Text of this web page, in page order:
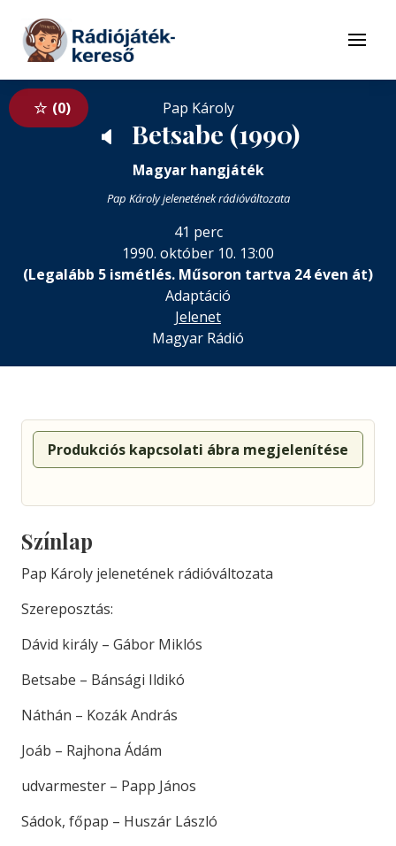
Tovább a tartalomhoz
Menü
0 Pap Károly
🔈 Betsabe (1990)
Magyar hangjáték
Pap Károly jelenetének rádióváltozata
41 perc
1990. október 10. 13:00
(Legalább 5 ismétlés. Műsoron tartva 24 éven át)
Adaptáció
Jelenet
Magyar Rádió
Produkciós kapcsolati ábra megjelenítése
Színlap
Pap Károly jelenetének rádióváltozata
Szereposztás:
Dávid király – Gábor Miklós
Betsabe – Bánsági Ildikó
Náthán – Kozák András
Joáb – Rajhona Ádám
udvarmester – Papp János
Sádok, főpap – Huszár László